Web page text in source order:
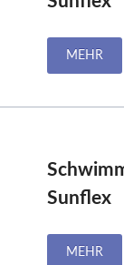
MEHR
Sunflex
MEHR